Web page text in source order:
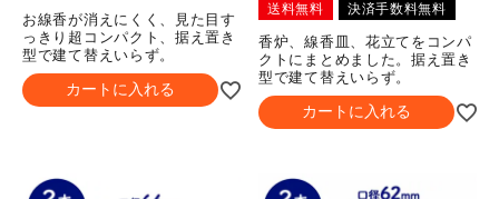
お線香が消えにくく、見た目す
っきり超コンパクト、据え置き
型で建て替えいらず。
カートに入れる
送料無料 決済手数料無料
香炉、線香皿、花立てをコンパ
クトにまとめました。据え置き
型で建て替えいらず。
カートに入れる